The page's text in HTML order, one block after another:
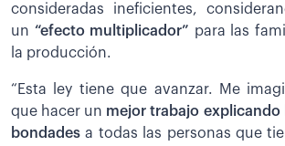
consideradas ineficientes,
un “efecto multiplicador” para las
la producción.
“Esta ley tiene que avanzar. Me
que hacer un mejor trabajo explicando
bondades a todas las personas que